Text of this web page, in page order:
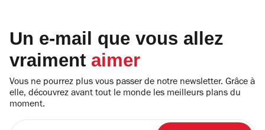
Un e-mail que vous allez
vraiment aimer
Vous ne pourrez plus vous passer de notre newsletter. Grâce à
elle, découvrez avant tout le monde les meilleurs plans du
moment.